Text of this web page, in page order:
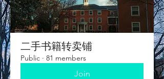
二手书籍转卖铺
Public · 81 members
Join